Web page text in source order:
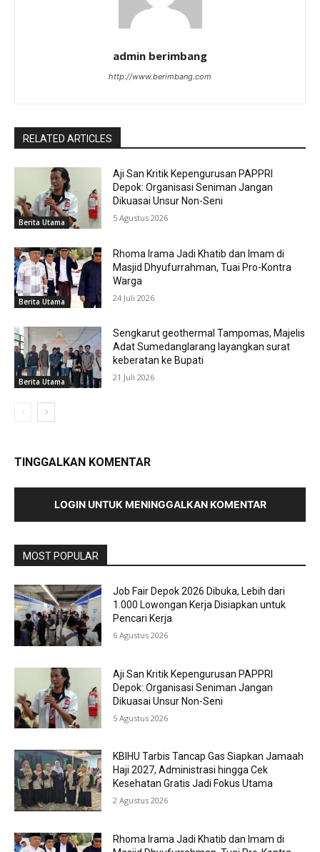
admin berimbang
http://www.berimbang.com
RELATED ARTICLES
Berita Utama
Aji San Kritik Kepengurusan PAPPRI
Depok: Organisasi Seniman Jangan
Dikuasai Unsur Non-Seni
5 Agustus 2026
Berita Utama
Rhoma Irama Jadi Khatib dan Imam di
Masjid Dhyufurrahman, Tuai Pro-Kontra
Warga
24 Juli 2026
Berita Utama
Sengkarut geothermal Tampomas, Majelis
Adat Sumedanglarang layangkan surat
keberatan ke Bupati
21 Juli 2026
TINGGALKAN KOMENTAR
LOGIN UNTUK MENINGGALKAN KOMENTAR
MOST POPULAR
Job Fair Depok 2026 Dibuka, Lebih dari
1.000 Lowongan Kerja Disiapkan untuk
Pencari Kerja
6 Agustus 2026
Aji San Kritik Kepengurusan PAPPRI
Depok: Organisasi Seniman Jangan
Dikuasai Unsur Non-Seni
5 Agustus 2026
KBIHU Tarbis Tancap Gas Siapkan Jamaah
Haji 2027, Administrasi hingga Cek
Kesehatan Gratis Jadi Fokus Utama
2 Agustus 2026
Rhoma Irama Jadi Khatib dan Imam di